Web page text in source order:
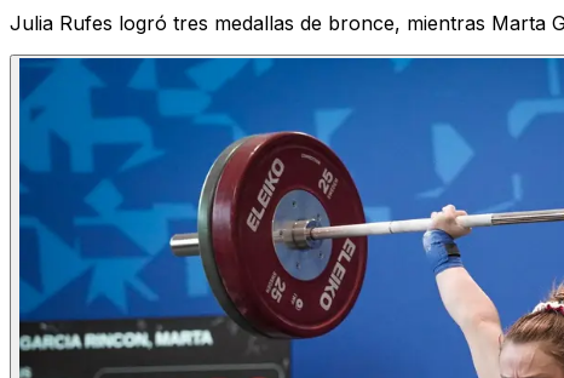
Julia Rufes logró tres medallas de bronce, mientras Marta